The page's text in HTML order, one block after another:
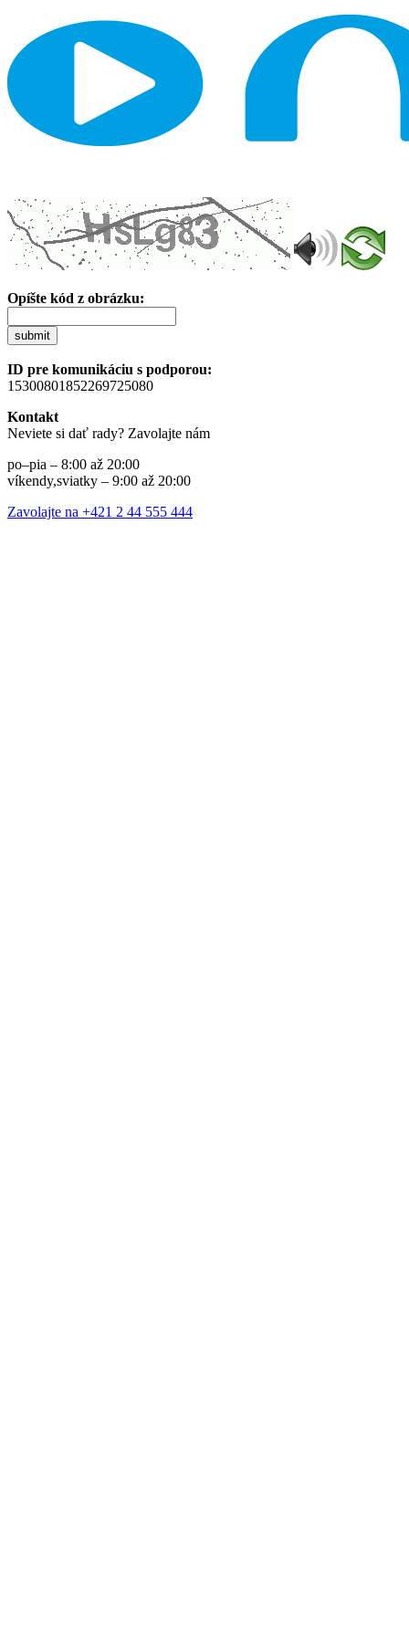
Opíšte kód z obrázku:
submit
ID pre komunikáciu s podporou:
15300801852269725080
Kontakt
Neviete si dať rady? Zavolajte nám
po–pia – 8:00 až 20:00
víkendy,sviatky – 9:00 až 20:00
Zavolajte na +421 2 44 555 444